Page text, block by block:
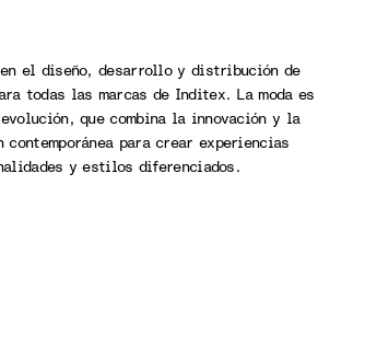
en el diseño, desarrollo y distribución de
todas las marcas de Inditex. La moda es
que combina la innovación y la
para crear experiencias
y estilos diferenciados.